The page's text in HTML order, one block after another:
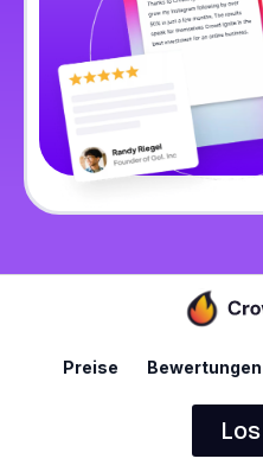
Preise Bewertungen